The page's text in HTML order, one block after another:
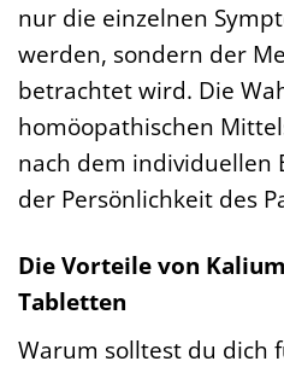
nur die einzelnen
werden, sondern der
betrachtet wird. Die
homöopathischen
nach dem individuellen
der Persönlichkeit des
Die Vorteile von
Tabletten
Warum solltest du dich